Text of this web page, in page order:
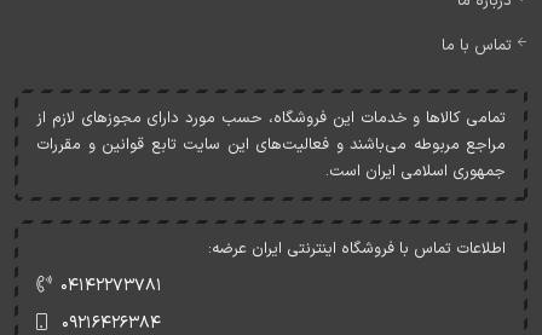
تماس با ما
تمامی کالاها و خدمات اين فروشگاه، حسب مورد دارای مجوزهای لازم از
مراجع مربوطه می‌باشند و فعاليت‌های اين سايت تابع قوانين و مقررات
جمهوری اسلامی ايران است.
اطلاعات تماس با فروشگاه اینترنتی ایران عرضه:
۰۴۱۴۲۲۷۳۷۸۱
۰۹۲۱۶۴۲۶۳۸۴